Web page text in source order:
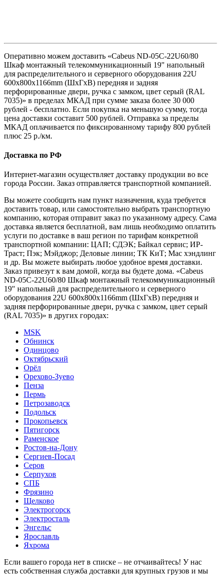
Оперативно можем доставить «Cabeus ND-05C-22U60/80
Шкаф монтажный телекоммуникационный 19" напольный
для распределительного и серверного оборудования 22U
600x800x1166mm (ШхГхВ) передняя и задняя
перфорированные двери, ручка с замком, цвет серый (RAL
7035)» в пределах МКАД при сумме заказа более 30 000
рублей - бесплатно. Если покупка на меньшую сумму, тогда
цена доставки составит 500 рублей. Отправка за пределы
МКАД оплачивается по фиксированному тарифу 800 рублей
плюс 25 р./км.
Доставка по РФ
Интернет-магазин осуществляет доставку продукции во все
города России. Заказ отправляется транспортной компанией.
Вы можете сообщить нам пункт назначения, куда требуется
доставить товар, или самостоятельно выбрать транспортную
компанию, которая отправит заказ по указанному адресу. Сама
доставка является бесплатной, вам лишь необходимо оплатить
услуги по доставке в ваш регион по тарифам конкретной
транспортной компании: ЦАП; СДЭК; Байкал сервис; ИР-
Траст; Пэк; Мэйджор; Деловые линии; ТК КиТ; Мас хэндлинг
и др. Вы можете выбирать любое удобное время доставки.
Заказ привезут к вам домой, когда вы будете дома. «Cabeus
ND-05C-22U60/80 Шкаф монтажный телекоммуникационный
19" напольный для распределительного и серверного
оборудования 22U 600x800x1166mm (ШхГхВ) передняя и
задняя перфорированные двери, ручка с замком, цвет серый
(RAL 7035)» в других городах:
MSK
Обнинск
Одинцово
Октябрьский
Орёл
Орехово-Зуево
Пенза
Пермь
Петрозаводск
Подольск
Прокопьевск
Пятигорск
Раменское
Ростов-на-Дону
Сергиев-Посад
Серов
Серпухов
СПБ
Фрязино
Щелково
Электрогорск
Электросталь
Энгельс
Ярославль
Яхрома
Если вашего города нет в списке – не отчаивайтесь! У нас
есть собственная служба доставки для крупных грузов и мы